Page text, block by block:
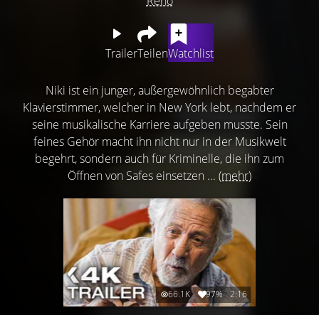
TrailerTeilenWatchlist
Niki ist ein junger, außergewöhnlich begabter
Klavierstimmer, welcher in New York lebt, nachdem er
seine musikalische Karriere aufgeben musste. Sein
feines Gehör macht ihn nicht nur in der Musikwelt
begehrt, sondern auch für Kriminelle, die ihn zum
Öffnen von Safes einsetzen ... (mehr)
66.1K 97% 2:16